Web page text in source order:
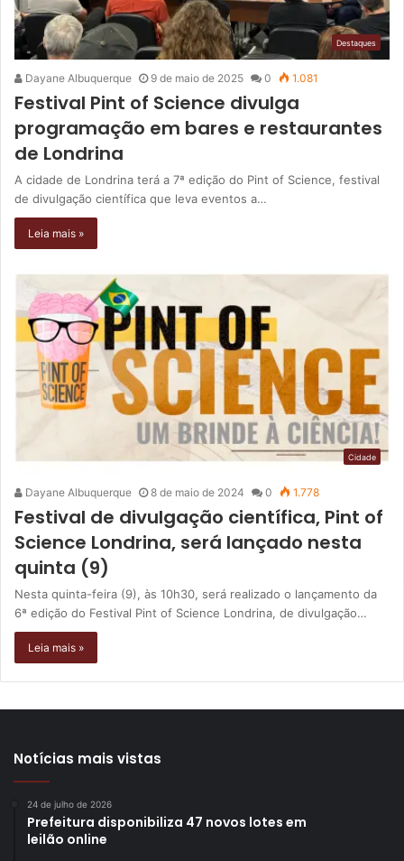
Destaques
Dayane Albuquerque 9 de maio de 2025 0 1.081
Festival Pint of Science divulga
programação em bares e restaurantes
de Londrina
A cidade de Londrina terá a 7ª edição do Pint of Science, festival
de divulgação científica que leva eventos a…
Leia mais »
Cidade
Dayane Albuquerque 8 de maio de 2024 0 1.778
Festival de divulgação científica, Pint of
Science Londrina, será lançado nesta
quinta (9)
Nesta quinta-feira (9), às 10h30, será realizado o lançamento da
6ª edição do Festival Pint of Science Londrina, de divulgação…
Leia mais »
Notícias mais vistas
24 de julho de 2026
Prefeitura disponibiliza 47 novos lotes em
leilão online